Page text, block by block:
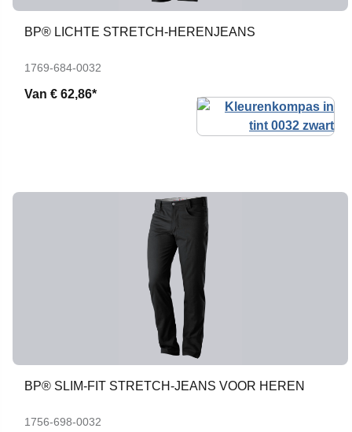
BP® LICHTE STRETCH-HERENJEANS
1769-684-0032
Van € 62,86*
BP® SLIM-FIT STRETCH-JEANS VOOR HEREN
1756-698-0032